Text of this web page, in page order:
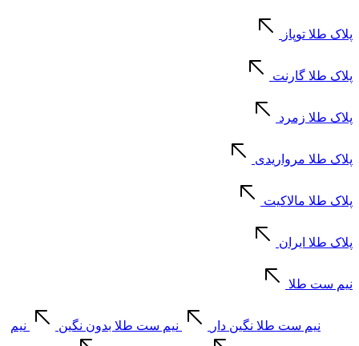
پلاک طلا توپاز
پلاک طلا گارنت
پلاک طلا زمرد
پلاک طلا مرواریدی
پلاک طلا مالاکیت
پلاک طلا ایران
نیم ست طلا
نیم ست طلا نگین دار نیم ست طلا بدون نگین نیم